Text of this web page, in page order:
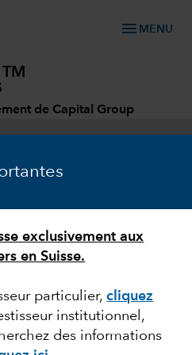
exclusivement aux
en Suisse.
particulier,cliquez
institutionnel,
des informations
menu MENU
TM
de Capital Group